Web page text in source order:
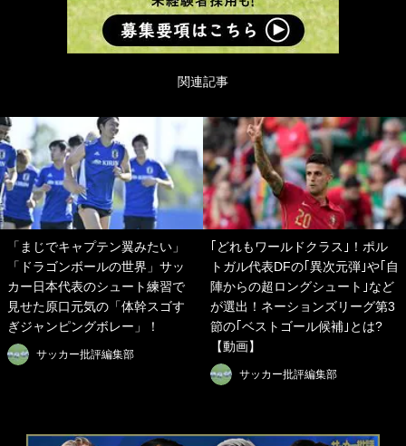
関連記事
「まじでキャプテン翼みたい」
「ドラゴンボールの世界」サッ
カー日本代表のシュート練習で
見せた原口元気の「体幹スゴす
ぎジャンピングボレー」！
サッカー批評編集部
｢どれもワールドクラス｣！ポル
トガル代表DFの｢異次元弾｣や｢自
陣からの超ロングシュート｣など
が選出！ネーションズリーグ第3
節の｢ベストゴール候補｣とは?
【動画】
サッカー批評編集部